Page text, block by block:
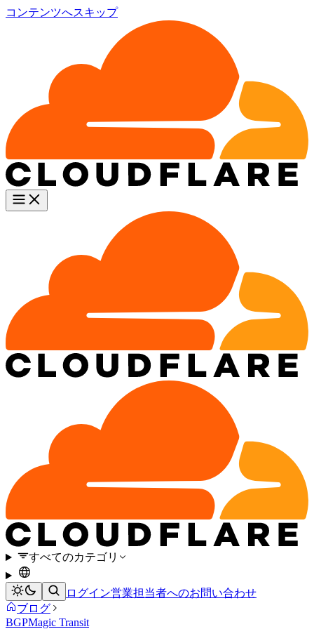
コンテンツへスキップ
すべてのカテゴリ
ログイン営業担当者へのお問い合わせ
ブログ
BGPMagic Transit